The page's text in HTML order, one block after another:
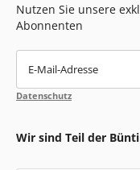
Nutzen Sie unsere
Abonnenten
E-Mail-Adresse
Datenschutz
Wir sind Teil der